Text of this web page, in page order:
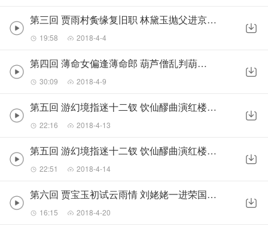
第三回 贾雨村夤缘复旧职 林黛玉抛父进京都（下）
19:58 2018-4-4
第四回 薄命女偏逢薄命郎 葫芦僧乱判葫芦案
30:09 2018-4-9
第五回 游幻境指迷十二钗 饮仙醪曲演红楼梦（上）
22:16 2018-4-13
第五回 游幻境指迷十二钗 饮仙醪曲演红楼梦（下）
22:51 2018-4-14
第六回 贾宝玉初试云雨情 刘姥姥一进荣国府（上）
16:15 2018-4-20